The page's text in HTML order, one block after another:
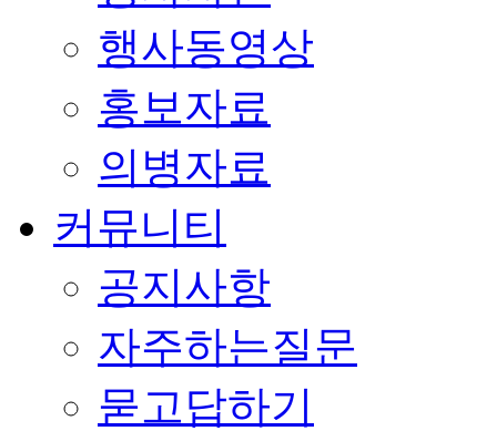
행사동영상
홍보자료
의병자료
커뮤니티
공지사항
자주하는질문
묻고답하기